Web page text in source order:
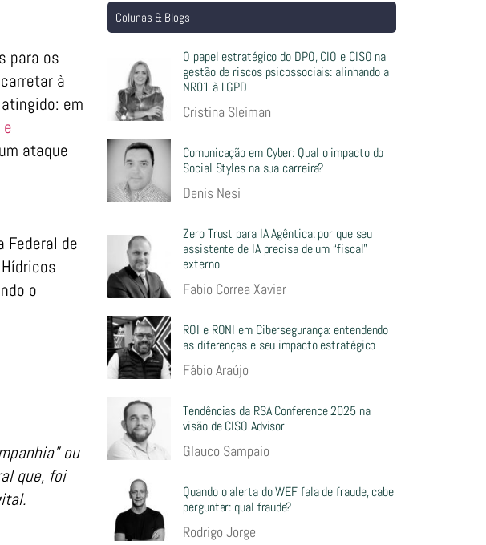
para os
à
em
ataque
Federal de
o
ou
que, foi
Colunas & Blogs
O papel estratégico do DPO, CIO e CISO na
gestão de riscos psicossociais: alinhando a
NR01 à LGPD
Cristina Sleiman
Comunicação em Cyber: Qual o impacto do
Social Styles na sua carreira?
Denis Nesi
Zero Trust para IA Agêntica: por que seu
assistente de IA precisa de um “fiscal”
externo
Fabio Correa Xavier
ROI e RONI em Cibersegurança: entendendo
as diferenças e seu impacto estratégico
Fábio Araújo
Tendências da RSA Conference 2025 na
visão de CISO Advisor
Glauco Sampaio
Quando o alerta do WEF fala de fraude, cabe
perguntar: qual fraude?
Rodrigo Jorge